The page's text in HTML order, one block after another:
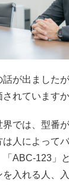
話が出ました
れていますか
界では、型番
人によって
「ABC-123」
を入れる人、